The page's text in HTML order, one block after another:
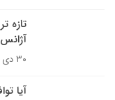
تازه
آژانس
۳۰ دی ۱۳۹۱
آیا